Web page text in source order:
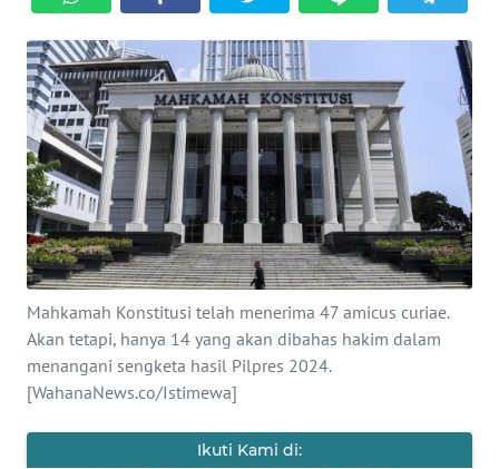
Mahkamah Konstitusi telah menerima 47 amicus curiae.
Akan tetapi, hanya 14 yang akan dibahas hakim dalam
menangani sengketa hasil Pilpres 2024.
[WahanaNews.co/Istimewa]
Ikuti Kami di:
KRIMINAL
EKUIN
SAINS-TEKNO
KESEHATAN
INTERNASIONAL
SERBA-SERBI
PENDIDIKAN